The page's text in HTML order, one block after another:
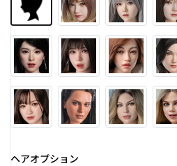
ヘアオプション